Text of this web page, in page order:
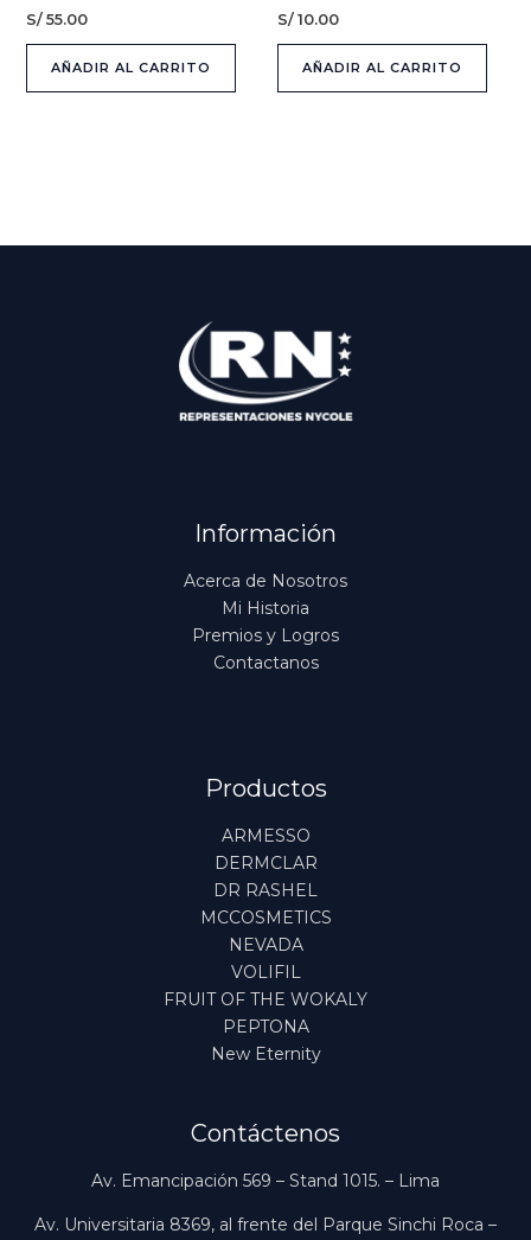
S/55.00
AÑADIR AL CARRITO
S/ 10.00
AÑADIR AL CARRITO
Información
Acerca de Nosotros
Mi Historia
Premios y Logros
Contactanos
Productos
ARMESSO
DERMCLAR
DR RASHEL
MCCOSMETICS
NEVADA
VOLIFIL
FRUIT OF THE WOKALY
PEPTONA
New Eternity
Contáctenos
Av. Emancipación 569 – Stand 1015. – Lima
Av. Universitaria 8369, al frente del Parque Sinchi Roca –